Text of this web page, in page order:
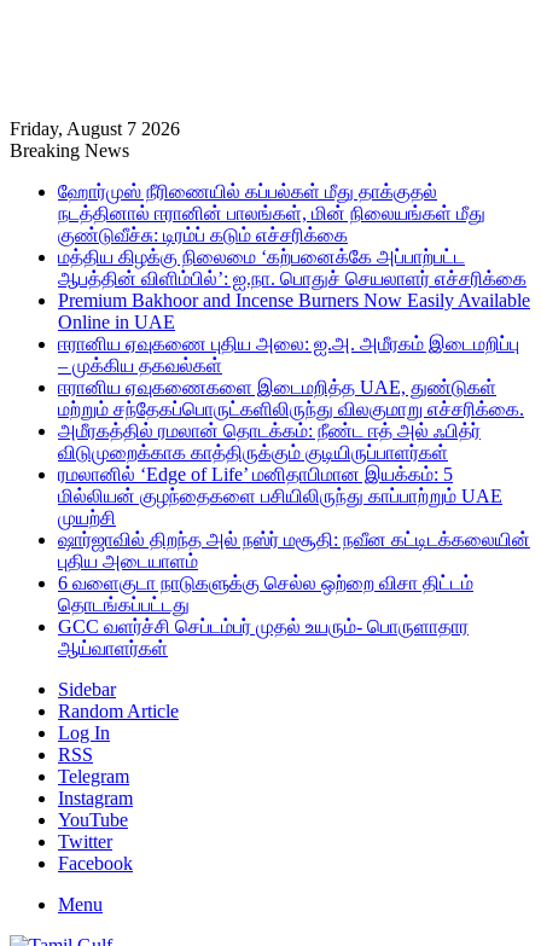
Friday, August 7 2026
Breaking News
ஹோர்முஸ் நீரிணையில் கப்பல்கள் மீது தாக்குதல்
நடத்தினால் ஈரானின் பாலங்கள், மின் நிலையங்கள் மீது
குண்டுவீச்சு: டிரம்ப் கடும் எச்சரிக்கை
மத்திய கிழக்கு நிலைமை ‘கற்பனைக்கே அப்பாற்பட்ட
ஆபத்தின் விளிம்பில்’: ஐ.நா. பொதுச் செயலாளர் எச்சரிக்கை
Premium Bakhoor and Incense Burners Now Easily Available
Online in UAE
ஈரானிய ஏவுகணை புதிய அலை: ஐ.அ. அமீரகம் இடைமறிப்பு
– முக்கிய தகவல்கள்
ஈரானிய ஏவுகணைகளை இடைமறித்த UAE, துண்டுகள்
மற்றும் சந்தேகப்பொருட்களிலிருந்து விலகுமாறு எச்சரிக்கை.
அமீரகத்தில் ரமலான் தொடக்கம்: நீண்ட ஈத் அல் ஃபித்ர்
விடுமுறைக்காக காத்திருக்கும் குடியிருப்பாளர்கள்
ரமலானில் ‘Edge of Life’ மனிதாபிமான இயக்கம்: 5
மில்லியன் குழந்தைகளை பசியிலிருந்து காப்பாற்றும் UAE
முயற்சி
ஷார்ஜாவில் திறந்த அல் நஸ்ர் மசூதி: நவீன கட்டிடக்கலையின்
புதிய அடையாளம்
6 வளைகுடா நாடுகளுக்கு செல்ல ஒற்றை விசா திட்டம்
தொடங்கப்பட்டது
GCC வளர்ச்சி செப்டம்பர் முதல் உயரும்- பொருளாதார
ஆய்வாளர்கள்
Sidebar
Random Article
Log In
RSS
Telegram
Instagram
YouTube
Twitter
Facebook
Menu